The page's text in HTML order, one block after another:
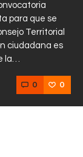
para que se
Territorial
ciudadana es
la…
0 0